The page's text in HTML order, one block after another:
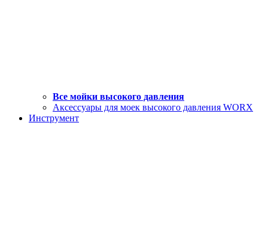
Все мойки высокого давления
Аксессуары для моек высокого давления WORX
Инструмент